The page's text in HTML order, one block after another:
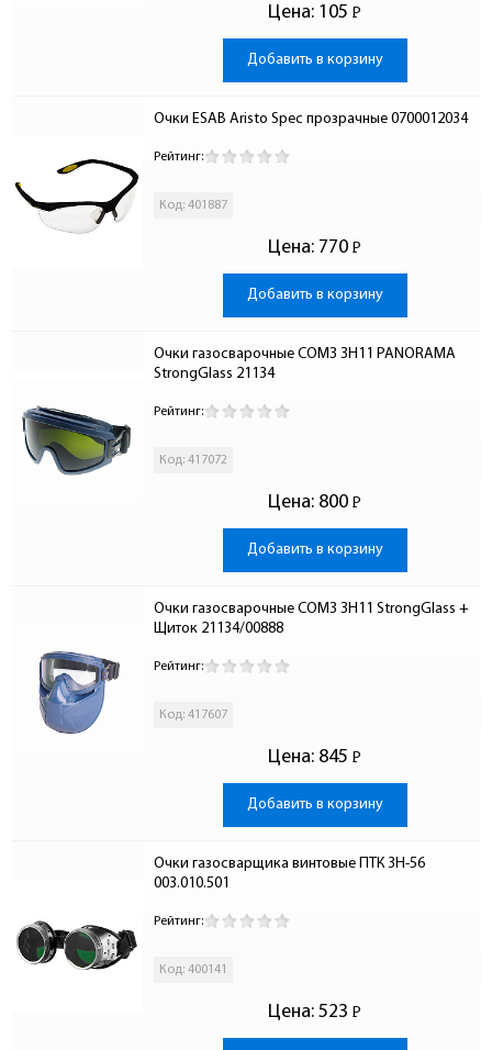
Цена: 105 Р
-
Добавить в корзину
Очки ESAB Aristo Spec прозрачные 0700012034
Рейтинг:
Код: 401887
Цена: 770 Р
-
Добавить в корзину
Очки газосварочные СОМЗ ЗН11 PANORAMA
StrongGlass 21134
Рейтинг:
Код: 417072
Цена: 800 Р
-
Добавить в корзину
Очки газосварочные СОМЗ ЗН11 StrongGlass +
Щиток 21134/00888
Рейтинг:
Код: 417607
Цена: 845 Р
-
Добавить в корзину
Очки газосварщика винтовые ПТК 3Н-56
003.010.501
Рейтинг:
Код: 400141
Цена: 523 Р
-